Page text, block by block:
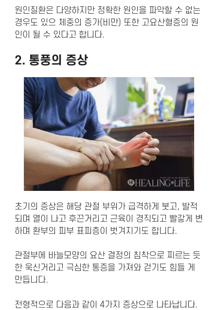
원인질환은 다양하지만 정확한 원인을 파악할 수 없는
경우도 있으 체중의 증가(비만) 또한 고요산혈증의 원
인이 될 수 있다고 합니다.
2. 통풍의 증상
초기의 증상은 해당 관절 부위가 급격하게 붓고, 발적
되며 열이 나고 후끈거리고 근육이 경직되고 빨갛게 변
하며 환부의 피부 표피층이 벗겨지기도 합니다.
관절부에 바늘모양의 요산 결정의 침착으로 찌르는 듯
한 욱신거리고 극심한 통증을 가져와 걷기도 힘들 게
만듭니다.
전형적으로 다음과 같이 4가지 증상으로 나타납니다.